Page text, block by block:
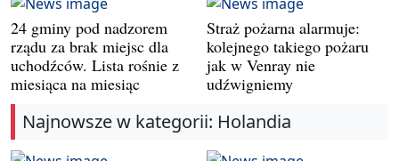
24 gminy pod nadzorem
rządu za brak miejsc dla
uchodźców. Lista rośnie z
miesiąca na miesiąc
Straż pożarna alarmuje:
kolejnego takiego pożaru
jak w Venray nie
udźwigniemy
Najnowsze w kategorii: Holandia